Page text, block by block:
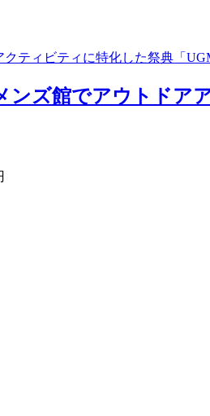
ティビティに特化した祭典「
ンズ館でアウトドア